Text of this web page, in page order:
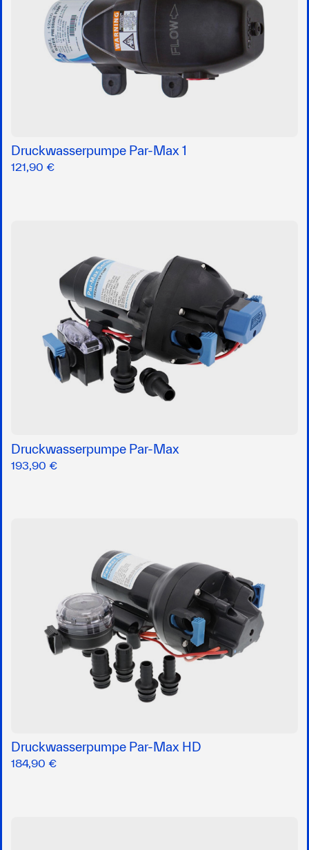
Druckwasserpumpe Par-Max 1
121,90 €
Druckwasserpumpe Par-Max
193,90 €
Druckwasserpumpe Par-Max HD
184,90 €